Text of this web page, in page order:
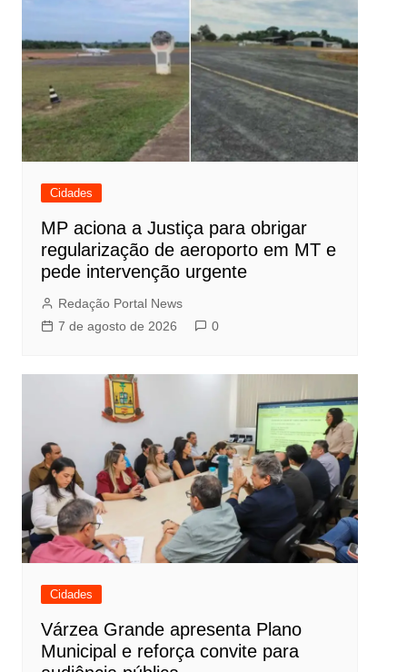
Cidades
MP aciona a Justiça para obrigar
regularização de aeroporto em MT e
pede intervenção urgente
Redação Portal News
7 de agosto de 2026
0
Cidades
Várzea Grande apresenta Plano
Municipal e reforça convite para